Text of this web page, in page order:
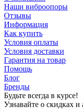
Наши виброопоры
Отзывы
Информация
Как купить
Условия оплаты
Условия доставки
Гарантия на товар
Помощь
Блог
Бренды
Будьте всегда в курсе!
Узнавайте о скидках